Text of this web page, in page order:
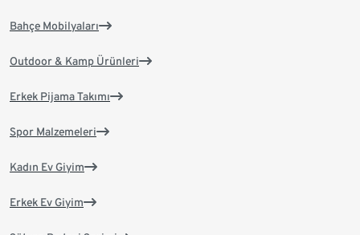
Bahçe Mobilyaları
Outdoor & Kamp Ürünleri
Erkek Pijama Takımı
Spor Malzemeleri
Kadın Ev Giyim
Erkek Ev Giyim